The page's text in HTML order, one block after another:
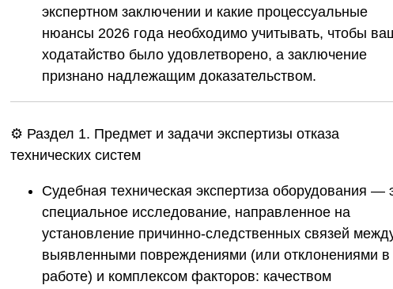
экспертном заключении и какие процессуальные
нюансы 2026 года необходимо учитывать, чтобы
ходатайство было удовлетворено, а заключение
признано надлежащим доказательством.
⚙️ Раздел 1. Предмет и задачи экспертизы отказа
технических систем
Судебная техническая экспертиза оборудования —
специальное исследование, направленное на
установление причинно-следственных связей
выявленными повреждениями (или отклонениями в
работе) и комплексом факторов: качеством